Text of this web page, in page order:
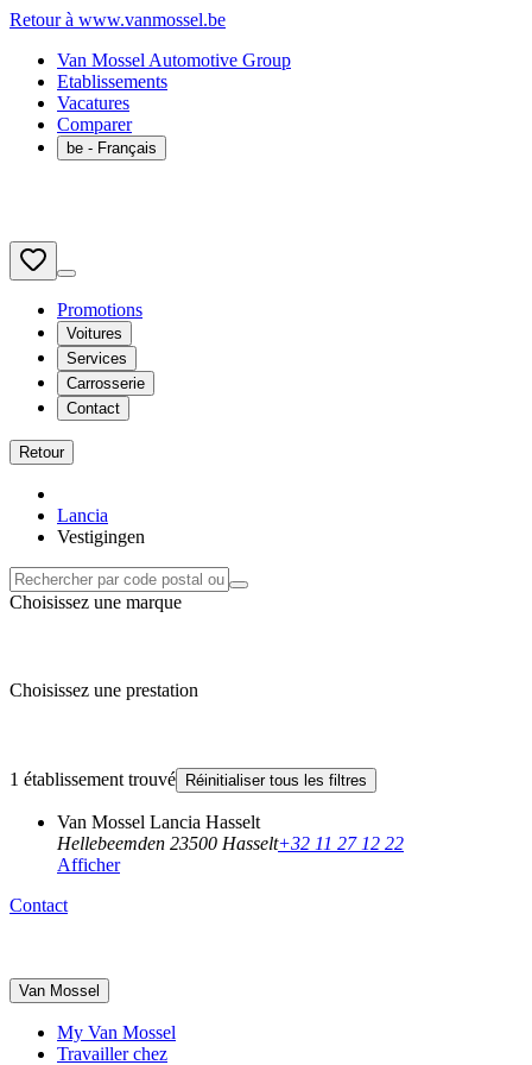
Retour à www.vanmossel.be
Van Mossel Automotive Group
Etablissements
Vacatures
Comparer
be - Français
Promotions
Voitures
Services
Carrosserie
Contact
Retour
Lancia
Vestigingen
Choisissez une marque
Choisissez une prestation
1 établissement trouvé Réinitialiser tous les filtres
Van Mossel Lancia Hasselt
Hellebeemden 23500 Hasselt+32 11 27 12 22
Afficher
Contact
Van Mossel
My Van Mossel
Travailler chez